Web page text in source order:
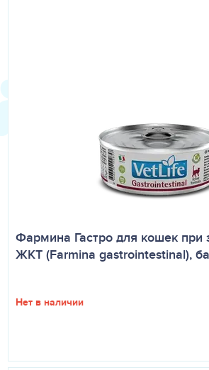
Фармина Гастро для кошек при
ЖКТ (Farmina gastrointestinal),
Нет в наличии